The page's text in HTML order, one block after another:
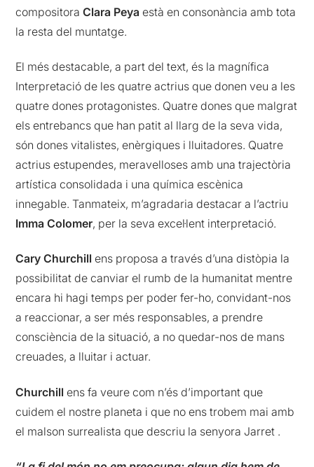
compositoraClara Peya està en consonància amb tota
la resta del muntatge.
El més destacable, a part del text, és la magnífica
Interpretació de les quatre actrius que donen veu a les
quatre dones protagonistes. Quatre dones que malgrat
els entrebancs que han patit al llarg de la seva vida,
són dones vitalistes, enèrgiques i lluitadores. Quatre
actrius estupendes, meravelloses amb una trajectòria
artística consolidada i una química escènica
innegable. Tanmateix, m’agradaria destacar a l’actriu
Imma Colomer, per la seva excel·lent interpretació.
Cary Churchill ens proposa a través d’una distòpia la
possibilitat de canviar el rumb de la humanitat mentre
encara hi hagi temps per poder fer-ho, convidant-nos
a reaccionar, a ser més responsables, a prendre
consciència de la situació, a no quedar-nos de mans
creuades, a lluitar i actuar.
Churchill ens fa veure com n’és d’important que
cuidem el nostre planeta i que no ens trobem mai amb
el malson surrealista que descriu la senyora Jarret .